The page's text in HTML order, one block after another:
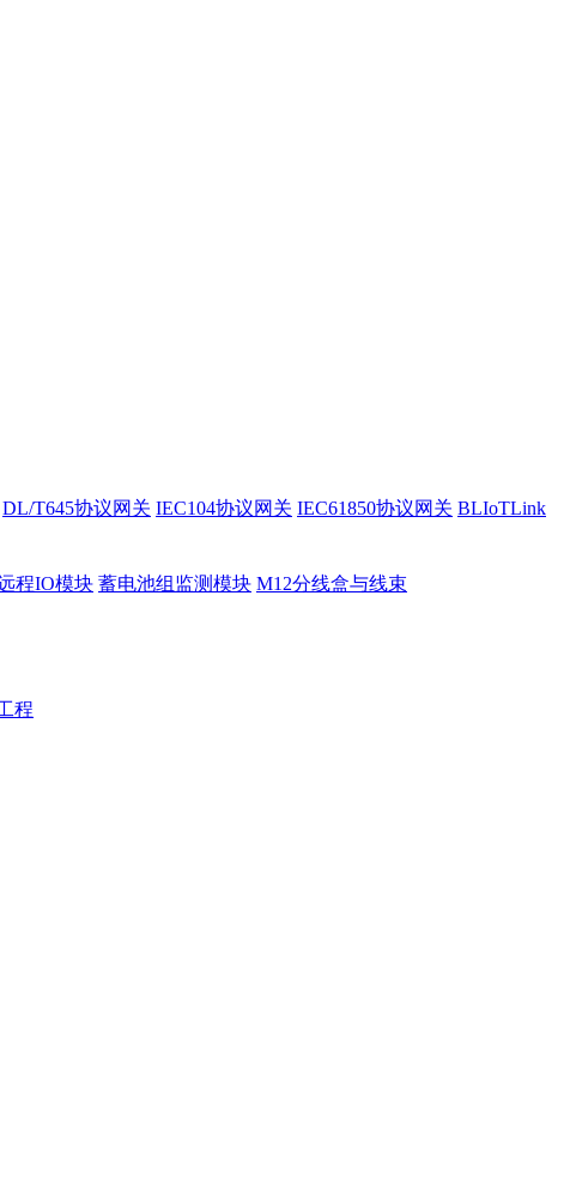
DL/T645协议网关 IEC104协议网关 IEC61850协议网关 BLIoTLink
程IO模块 蓄电池组监测模块 M12分线盒与线束
程